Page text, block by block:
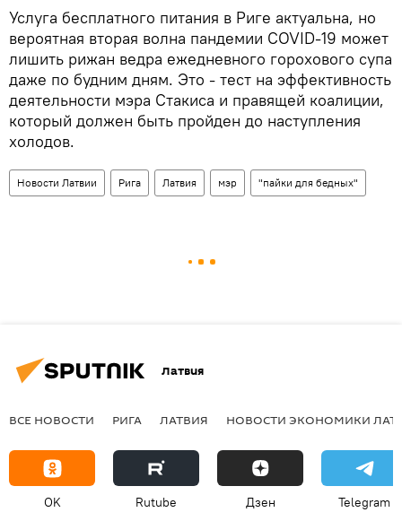
Услуга бесплатного питания в Риге актуальна, но
вероятная вторая волна пандемии COVID-19 может
лишить рижан ведра ежедневного горохового супа
даже по будним дням. Это - тест на эффективность
деятельности мэра Стакиса и правящей коалиции,
который должен быть пройден до наступления
холодов.
Новости Латвии Рига Латвия мэр "пайки для бедных"
Латвия
ВСЕ НОВОСТИ РИГА ЛАТВИЯ НОВОСТИ ЭКОНОМИКИ
OK Rutube Дзен Telegram